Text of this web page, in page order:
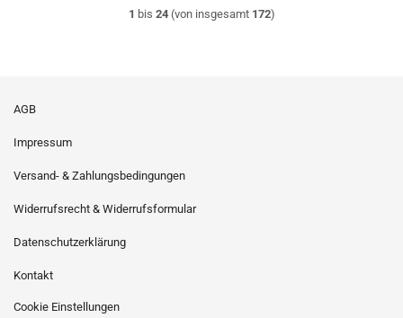
1 bis 24(von insgesamt 172)
AGB
Impressum
Versand- & Zahlungsbedingungen
Widerrufsrecht & Widerrufsformular
Datenschutzerklärung
Kontakt
Cookie Einstellungen